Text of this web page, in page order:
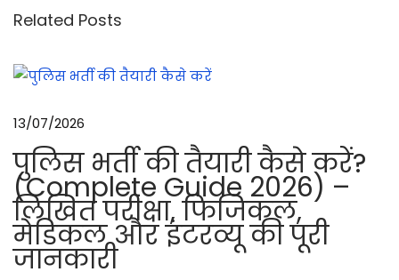
2
ग्लि
दी
प
रे
ड
क
Related Posts
13/07/2026
पुलिस भर्ती की तैयारी कैसे करें?
(Complete Guide 2026) –
लिखित परीक्षा, फिजिकल,
मेडिकल और इंटरव्यू की पूरी
जानकारी